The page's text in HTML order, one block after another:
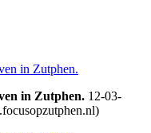
in Zutphen. 12-03-